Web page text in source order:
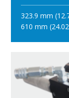
323.9 mm
610 mm